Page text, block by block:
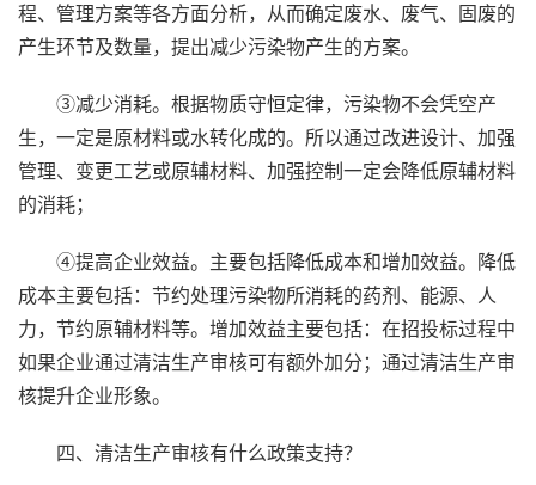
程、管理方案等各方面分析，从而确定废水、废气、固废的
产生环节及数量，提出减少污染物产生的方案。
③减少消耗。根据物质守恒定律，污染物不会凭空产
生，一定是原材料或水转化成的。所以通过改进设计、加强
管理、变更工艺或原辅材料、加强控制一定会降低原辅材料
的消耗；
④提高企业效益。主要包括降低成本和增加效益。降低
成本主要包括：节约处理污染物所消耗的药剂、能源、人
力，节约原辅材料等。增加效益主要包括：在招投标过程中
如果企业通过清洁生产审核可有额外加分；通过清洁生产审
核提升企业形象。
四、清洁生产审核有什么政策支持？